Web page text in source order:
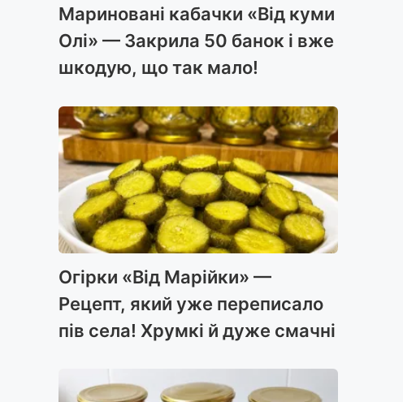
Мариновані кабачки «Від куми
Олі» — Закрила 50 банок і вже
шкодую, що так мало!
Огірки «Від Марійки» —
Рецепт, який уже переписало
пів села! Хрумкі й дуже смачні